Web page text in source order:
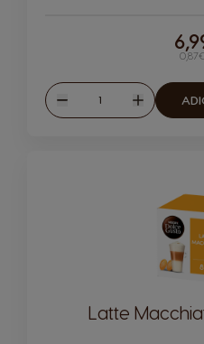
Reduzir
Quantidade
Aumentar
Latte